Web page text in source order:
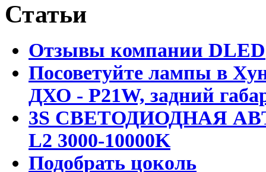
Статьи
Отзывы компании DLED
Посоветуйте лампы в
ДХО - P21W, задний
3S СВЕТОДИОДНАЯ
L2 3000-10000K
Подобрать цоколь